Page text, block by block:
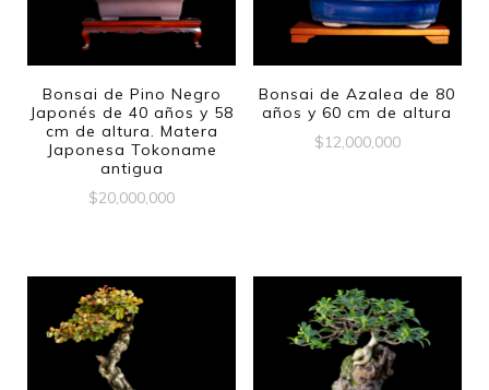
Bonsai de Pino Negro
Japonés de 40 años y 58
cm de altura. Matera
Japonesa Tokoname
antigua
$20,000,000
Bonsai de Azalea de 80
años y 60 cm de altura
$12,000,000